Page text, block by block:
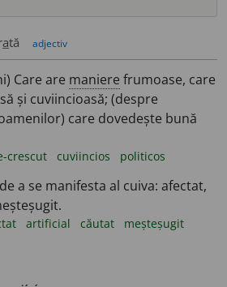
ată adjectiv
Care are maniere frumoase, care
și cuviincioasă; (despre
care dovedește bună
crescut cuviincios politicos
a se manifesta al cuiva: afectat,
artificial căutat
meșteșugit